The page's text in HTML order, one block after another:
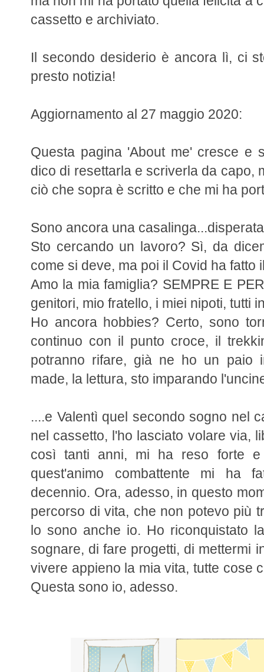
cassetto e archiviato.
Il secondo desiderio è ancora lì, ci
presto notizia!
Aggiornamento al 27 maggio 2020:
Questa pagina 'About me' cresce e
dico di resettarla e scriverla da capo,
ciò che sopra è scritto e che mi ha
Sono ancora una
Sto cercando un lavoro? Sì, da
come si deve, ma poi il Covid ha fatto
Amo la mia famiglia? SEMPRE E
genitori, mio fratello, i miei nipoti, tutti
Ho ancora hobbies? Certo, sono
continuo con il punto croce, il
potranno rifare, già ne ho un paio
made, la lettura, sto imparando
....e Valentì quel secondo sogno nel
nel cassetto, l'ho lasciato volare via,
così tanti anni, mi ha reso forte e
quest'animo combattente mi ha
decennio. Ora, adesso, in questo
percorso di vita, che non potevo più
lo sono anche io. Ho riconquistato
sognare, di fare progetti, di mettermi
vivere appieno la mia vita, tutte cose
Questa sono io, adesso.